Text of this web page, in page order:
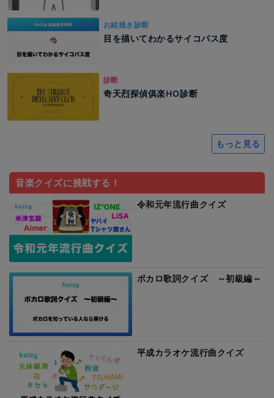
お絵描き診断
目を描いてわかるサイコパス度
診断
奇天烈探偵俱楽HO診断
もっと見る
音楽クイズに挑戦する！
令和元年流行曲クイズ
ボカロ歌詞クイズ ～初級編～
平成カラオケ流行曲クイズ